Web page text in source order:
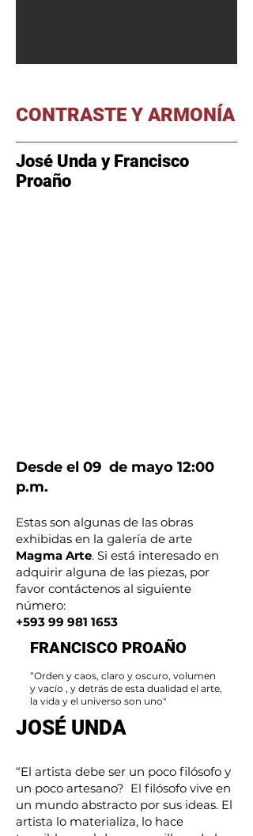
CONTRASTE Y ARMONÍA
José Unda y Francisco
Proaño
Desde el 09 de mayo 12:00
p.m.
Estas son algunas de las obras
exhibidas en la galería de arte
Magma Arte. Si está interesado en
adquirir alguna de las piezas, por
favor contáctenos al siguiente
número:
+593 99 981 1653
FRANCISCO PROAÑO
“Orden y caos, claro y oscuro, volumen
y vacío , y detrás de esta dualidad el arte,
la vida y el universo son uno"
JOSÉ UNDA
“El artista debe ser un poco filósofo y
un poco artesano? El filósofo vive en
un mundo abstracto por sus ideas. El
artista lo materializa, lo hace